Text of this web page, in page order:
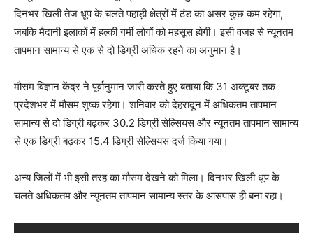
दिनभर खिली तेज धूप के चलते पहाड़ी क्षेत्रों में ठंड का असर कुछ कम रहेगा,
जबकि मैदानी इलाकों में हल्की गर्मी लोगों को महसूस होगी। इसी वजह से न्यूनतम
तापमान सामान्य से एक से दो डिग्री अधिक रहने का अनुमान है।
मौसम विज्ञान केंद्र ने पूर्वानुमान जारी करते हुए बताया कि 31 अक्टूबर तक
प्रदेशभर में मौसम शुष्क रहेगा। शनिवार को देहरादून में अधिकतम तापमान
सामान्य से दो डिग्री बढ़कर 30.2 डिग्री सेल्सियस और न्यूनतम तापमान सामान्य
से एक डिग्री बढ़कर 15.4 डिग्री सेल्सियस दर्ज किया गया।
अन्य जिलों में भी इसी तरह का मौसम देखने को मिला। दिनभर खिली धूप के
चलते अधिकतम और न्यूनतम तापमान सामान्य स्तर के आसपास ही बना रहा।